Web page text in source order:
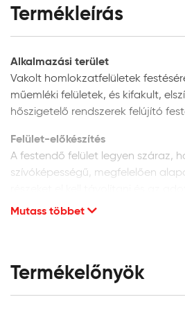
Termékleírás
Alkalmazási terület
Vakolt homlokzatfelületek
műemléki felületek, és kifakult,
hőszigetelő rendszerek felújító
Felület-előkészítés
A festendő felület legyen száraz,
szívóképességű, megfelelően
megfelelően kijavítani. A vakolat
Új, vakolt vagy beton
felület szívóképességének
Mutass többet
Termékelőnyök